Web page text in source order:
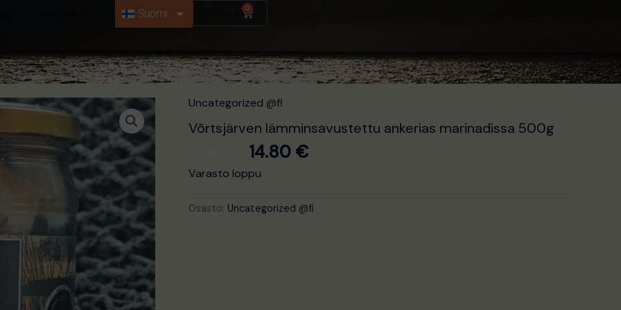
0
Ostoskori
Suomi
Uncategorized @fi
Võrtsjärven lämminsavustettu ankerias marinadissa 500g
Alkuperäinen
hinta
oli:
17.40 €.
14.80 €
hinta:
Varasto loppu
Osasto: Uncategorized @fi